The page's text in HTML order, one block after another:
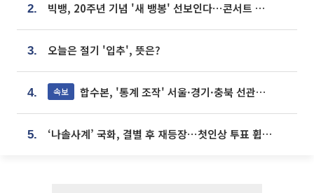
2. 빅뱅, 20주년 기념 '새 뱅봉' 선보인다⋯콘서트 앞두고 팝업 개최
3. 오늘은 절기 '입추', 뜻은?
4. 속보 합수본, '통계 조작' 서울·경기·충북 선관위 등 추가 압수수색
5. ‘나솔사계’ 국화, 결별 후 재등장⋯첫인상 투표 휩쓸고 ‘인기녀’ 등극